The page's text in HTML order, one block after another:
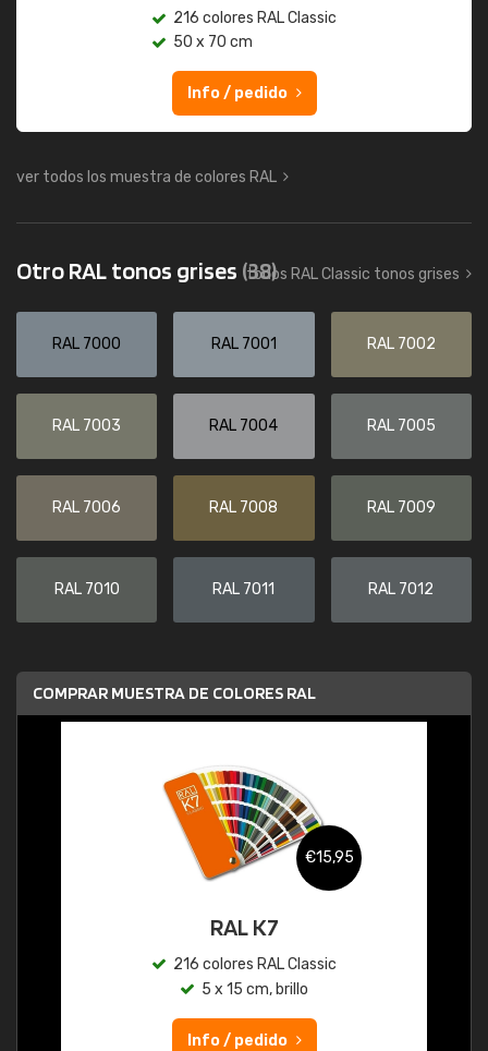
216 colores RAL Classic
50 x 70 cm
Info / pedido
ver todos los muestra de colores RAL
Otro RAL tonos grises (38)
todos RAL Classic tonos grises
RAL 7000 RAL 7001 RAL 7002
RAL 7003 RAL 7004 RAL 7005
RAL 7006 RAL 7008 RAL 7009
RAL 7010 RAL 7011 RAL 7012
COMPRAR MUESTRA DE COLORES RAL
€15,95
RAL K7
216 colores RAL Classic
5 x 15 cm, brillo
Info / pedido